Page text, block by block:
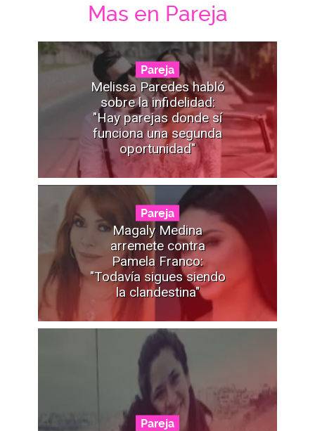
Mas en Pareja
Pareja
Melissa Paredes habló
sobre la infidelidad:
"Hay parejas donde sí
funciona una segunda
oportunidad"
Pareja
Magaly Medina
arremete contra
Pamela Franco:
"Todavía sigues siendo
la clandestina"
Pareja